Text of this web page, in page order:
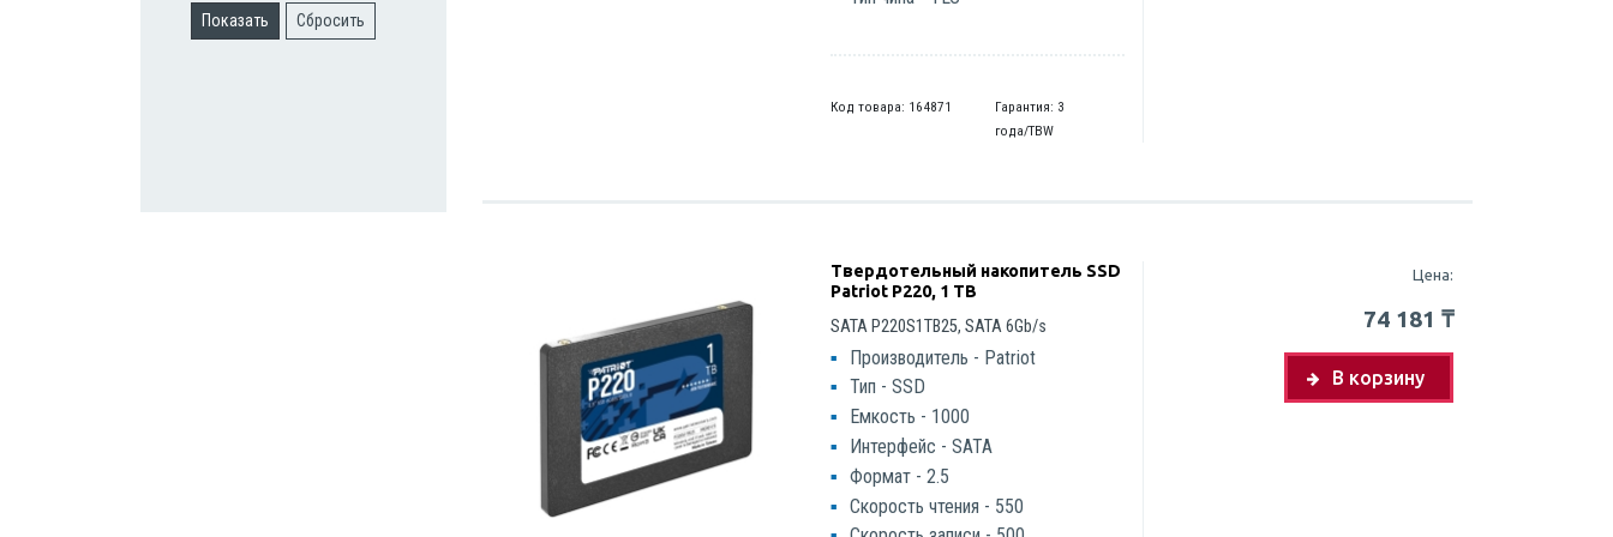
Показать Сбросить
Код товара: 164871
Гарантия: 3
года/TBW
Твердотельный накопитель SSD
Patriot P220, 1 TB
SATA P220S1TB25, SATA 6Gb/s
Производитель - Patriot
Тип - SSD
Емкость - 1000
Интерфейс - SATA
Формат - 2.5
Скорость чтения - 550
Цена:
74 181 ₸
В корзину